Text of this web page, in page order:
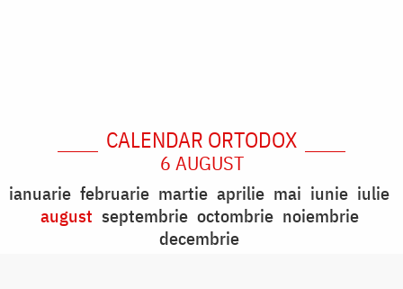
CALENDAR ORTODOX
6 AUGUST
ianuarie februarie martie aprilie mai iunie iulie
august septembrie octombrie noiembrie
decembrie